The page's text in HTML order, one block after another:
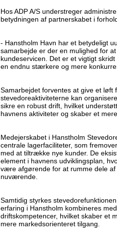
Hos ADP A/S understreger
betydningen af partnerskabet i
- Hanstholm Havn har et betydeligt
samarbejde er der en mulighed for
kundeservicen. Det er et vigtigt
en endnu stærkere og mere
Samarbejdet forventes at give et
stevedoreaktiviteterne kan
sikre en robust drift, hvilket
havnens aktiviteter og skaber et
Medejerskabet i Hanstholm
centrale lagerfaciliteter, som
med at tiltrække nye kunder. De
element i havnens udviklingsplan,
være afgørende for at rumme dele
nuværende.
Samtidig styrkes
erfaring i Hanstholm kombineres
driftskompetencer, hvilket skaber et
mere markedsorienteret tilgang.